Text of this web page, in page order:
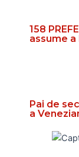
158
assume
Pai de
a